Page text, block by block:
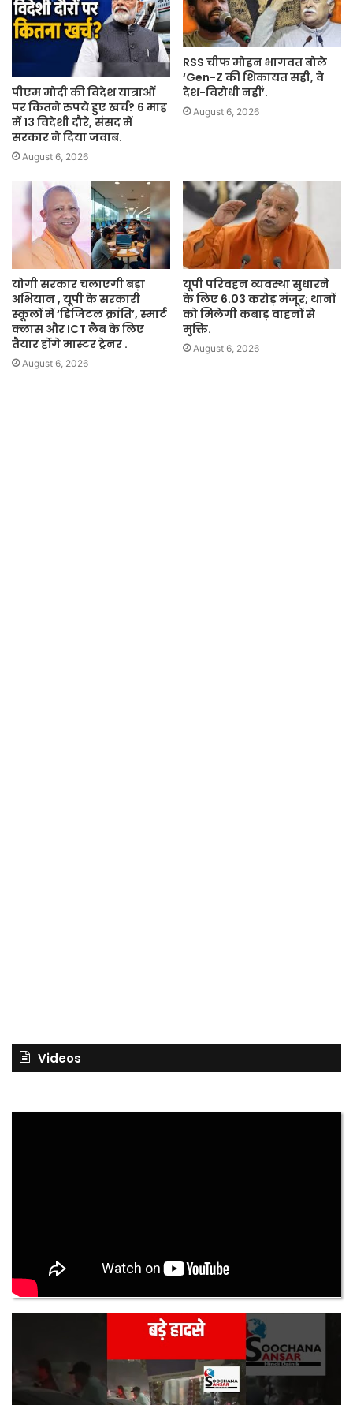
पीएम मोदी की विदेश यात्राओं
पर कितने रुपये हुए खर्च? 6 माह
में 13 विदेशी दौरे, संसद में
सरकार ने दिया जवाब.
August 6, 2026
RSS चीफ मोहन भागवत बोले
‘Gen-Z की शिकायत सही, वे
देश-विरोधी नहीं’.
August 6, 2026
योगी सरकार चलाएगी बड़ा
अभियान , यूपी के सरकारी
स्कूलों में ‘डिजिटल क्रांति’, स्मार्ट
क्लास और ICT लैब के लिए
तैयार होंगे मास्टर ट्रेनर .
August 6, 2026
यूपी परिवहन व्यवस्था सुधारने
के लिए 6.03 करोड़ मंजूर; थानों
को मिलेगी कबाड़ वाहनों से
मुक्ति.
August 6, 2026
Videos